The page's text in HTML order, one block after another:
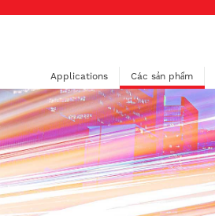
Applications Các sản phẩm